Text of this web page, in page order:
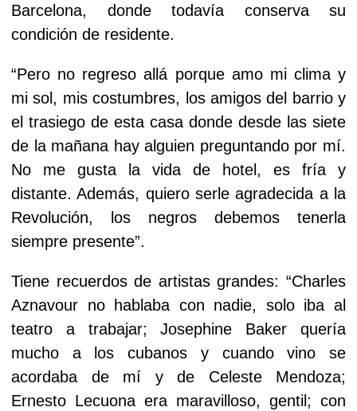
Barcelona, donde todavía conserva su
condición de residente.
“Pero no regreso allá porque amo mi clima y
mi sol, mis costumbres, los amigos del barrio y
el trasiego de esta casa donde desde las siete
de la mañana hay alguien preguntando por mí.
No me gusta la vida de hotel, es fría y
distante. Además, quiero serle agradecida a la
Revolución, los negros debemos tenerla
siempre presente”.
Tiene recuerdos de artistas grandes: “Charles
Aznavour no hablaba con nadie, solo iba al
teatro a trabajar; Josephine Baker quería
mucho a los cubanos y cuando vino se
acordaba de mí y de Celeste Mendoza;
Ernesto Lecuona era maravilloso, gentil; con